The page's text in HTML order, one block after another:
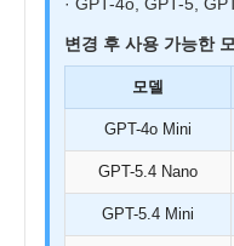
변경 후 사용 가능한
모델
GPT-4o Mini
GPT-5.4 Nano
GPT-5.4 Mini